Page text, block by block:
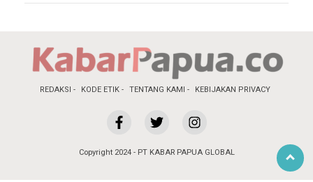
REDAKSI KODE ETIK TENTANG KAMI KEBIJAKAN PRIVACY
Copyright 2024 - PT KABAR PAPUA GLOBAL